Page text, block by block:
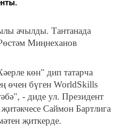
ачылды. Тантанада
Миңнеханов
көн" дип татарча
өчен бүген WorldSkills
- диде ул. Президент
Саймон Бартлига
җиткерде.